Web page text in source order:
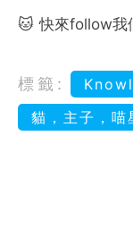
🐱 快來follow我
標籤:
貓，主子，喵